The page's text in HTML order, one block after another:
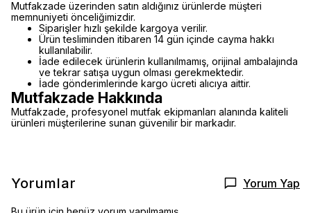
Mutfakzade üzerinden satın aldığınız ürünlerde müşteri
memnuniyeti önceliğimizdir.
Siparişler hızlı şekilde kargoya verilir.
Ürün tesliminden itibaren 14 gün içinde cayma hakkı
kullanılabilir.
İade edilecek ürünlerin kullanılmamış, orijinal ambalajında
ve tekrar satışa uygun olması gerekmektedir.
İade gönderimlerinde kargo ücreti alıcıya aittir.
Mutfakzade Hakkında
Mutfakzade, profesyonel mutfak ekipmanları alanında kaliteli
ürünleri müşterilerine sunan güvenilir bir markadır.
Yorumlar Yorum Yap